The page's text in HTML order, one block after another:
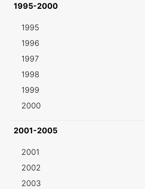
1995-2000
1995
1996
1997
1998
1999
2000
2001-2005
2001
2002
2003